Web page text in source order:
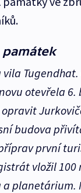
Tugendhat.
otevřela 6.
budova
první
vložil 100
planetárium.